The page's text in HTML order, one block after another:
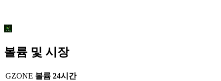
볼륨 및 시장
GZONE 볼륨 24시간